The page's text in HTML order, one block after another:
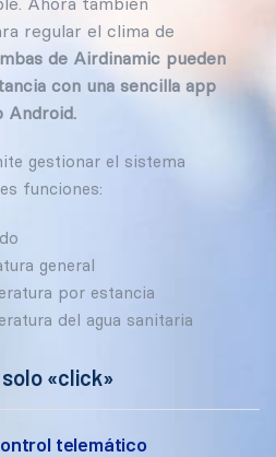
regular el clima de
de Airdinamic pueden
con una sencilla app
Android.
gestionar el sistema
funciones:
general
por estancia
del agua sanitaria
«click»
telemático